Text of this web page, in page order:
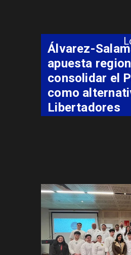
Market Maule
las 30
abiertas para
de la región